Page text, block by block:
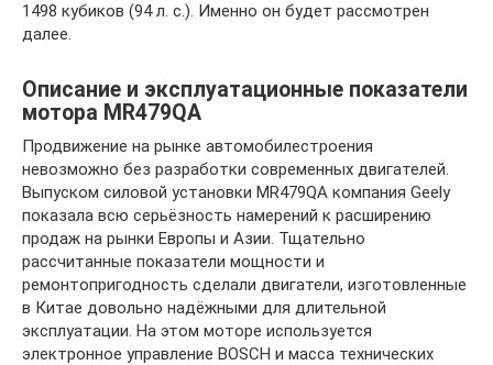
1498 кубиков (94 л. с.). Именно он будет рассмотрен
далее.
Описание и эксплуатационные показатели
мотора MR479QA
Продвижение на рынке автомобилестроения
невозможно без разработки современных двигателей.
Выпуском силовой установки MR479QA компания Geely
показала всю серьёзность намерений к расширению
продаж на рынки Европы и Азии. Тщательно
рассчитанные показатели мощности и
ремонтопригодность сделали двигатели, изготовленные
в Китае довольно надёжными для длительной
эксплуатации. На этом моторе используется
электронное управление BOSCH и масса технических